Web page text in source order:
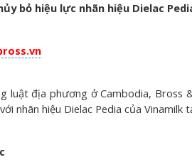
bỏ hiệu lực nhãn hiệu Dielac
luật địa phương ở Cambodia, Bross
nhãn hiệu Dielac Pedia của